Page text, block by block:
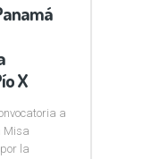
X
a
Misa
la